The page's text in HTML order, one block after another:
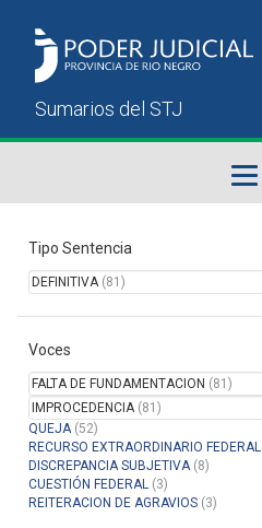
Sumarios del STJ
Manual del Usuario
Tipo Sentencia
DEFINITIVA(81)
Voces
FALTA DE FUNDAMENTACION (81)
IMPROCEDENCIA(81)
QUEJA(52)
RECURSO EXTRAORDINARIO FEDERAL
DISCREPANCIA SUBJETIVA(8)
CUESTIÓN FEDERAL (3)
REITERACION DE AGRAVIOS (3)